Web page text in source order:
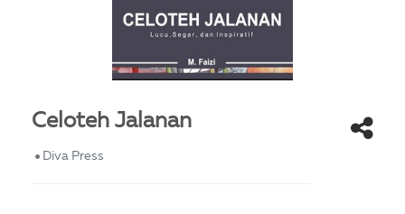
Celoteh Jalanan
Diva Press